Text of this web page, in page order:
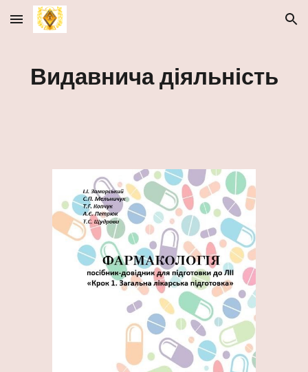
Skip to main content Skip to navigation
Видавнича діяльність